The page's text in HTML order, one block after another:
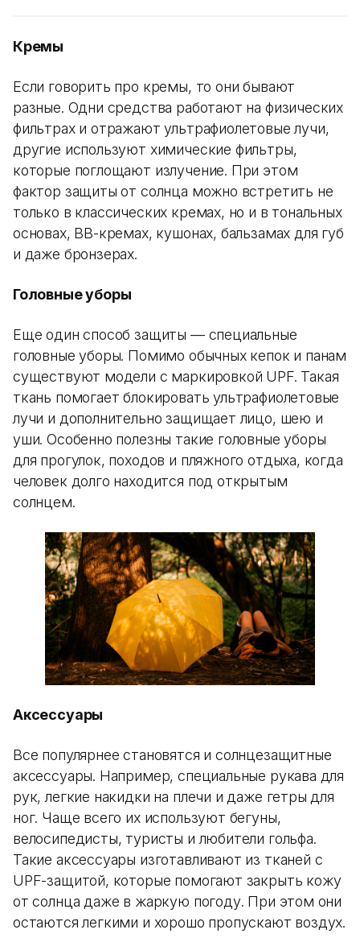
Кремы
Если говорить про кремы, то они бывают
разные. Одни средства работают на физических
фильтрах и отражают ультрафиолетовые лучи,
другие используют химические фильтры,
которые поглощают излучение. При этом
фактор защиты от солнца можно встретить не
только в классических кремах, но и в тональных
основах, BB-кремах, кушонах, бальзамах для губ
и даже бронзерах.
Головные уборы
Еще один способ защиты — специальные
головные уборы. Помимо обычных кепок и панам
существуют модели с маркировкой UPF. Такая
ткань помогает блокировать ультрафиолетовые
лучи и дополнительно защищает лицо, шею и
уши. Особенно полезны такие головные уборы
для прогулок, походов и пляжного отдыха, когда
человек долго находится под открытым
солнцем.
Аксессуары
Все популярнее становятся и солнцезащитные
аксессуары. Например, специальные рукава для
рук, легкие накидки на плечи и даже гетры для
ног. Чаще всего их используют бегуны,
велосипедисты, туристы и любители гольфа.
Такие аксессуары изготавливают из тканей с
UPF-защитой, которые помогают закрыть кожу
от солнца даже в жаркую погоду. При этом они
остаются легкими и хорошо пропускают воздух.